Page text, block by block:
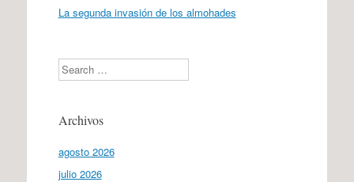
La segunda invasión de los almohades
Search
Archivos
agosto 2026
julio 2026